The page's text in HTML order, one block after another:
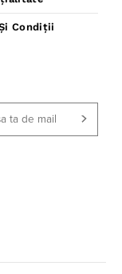
Condiții